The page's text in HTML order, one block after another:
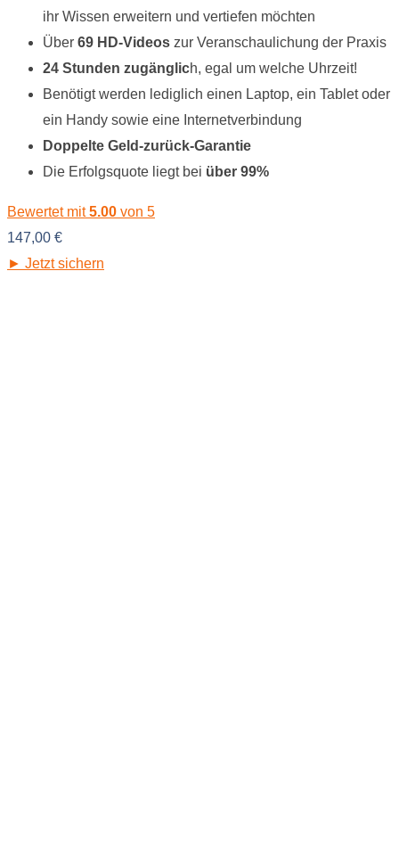
ihr Wissen erweitern und vertiefen möchten
Über 69 HD-Videos zur Veranschaulichung der Praxis
24 Stunden zugänglich, egal um welche Uhrzeit!
Benötigt werden lediglich einen Laptop, ein Tablet oder
ein Handy sowie eine Internetverbindung
Doppelte Geld-zurück-Garantie
Die Erfolgsquote liegt bei über 99%
Bewertet mit5.00 von 5
147,00 €
► Jetzt sichern